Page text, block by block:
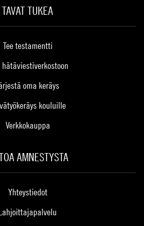
TAVAT TUKEA
Tee testamentti
hätäviestiverkostoon
oma keräys
kouluille
Verkkokauppa
AMNESTYSTA
Yhteystiedot